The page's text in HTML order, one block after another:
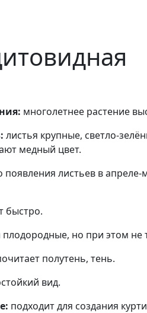
многолетнее растение
листья крупные, светло-
медный цвет.
появления листьев в
быстро.
но при этом не
полутень, тень.
вид.
подходит для создания